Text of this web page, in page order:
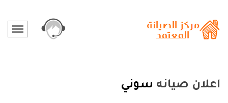
اعلان صيانه سوني